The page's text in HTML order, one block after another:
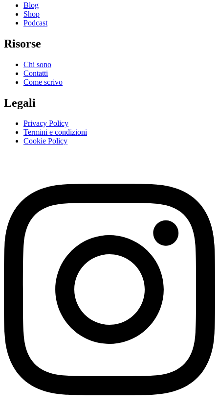
Blog
Shop
Podcast
Risorse
Chi sono
Contatti
Come scrivo
Legali
Privacy Policy
Termini e condizioni
Cookie Policy